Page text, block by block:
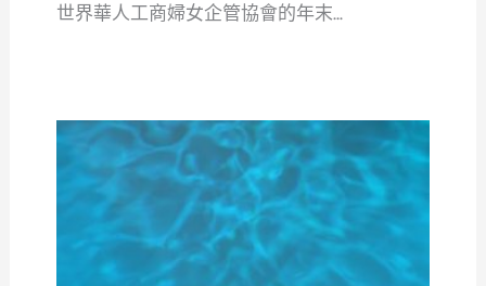
世界華人工商婦女企管協會的年末...